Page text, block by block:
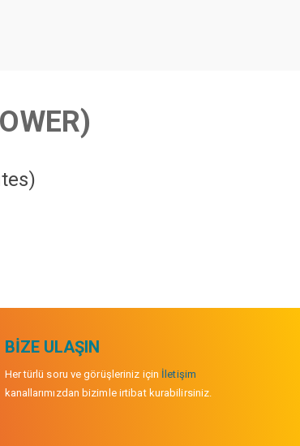
BIZE ULAŞIN
Her türlü soru ve görüşleriniz için İletişim
kanallarımızdan bizimle irtibat kurabilirsiniz.